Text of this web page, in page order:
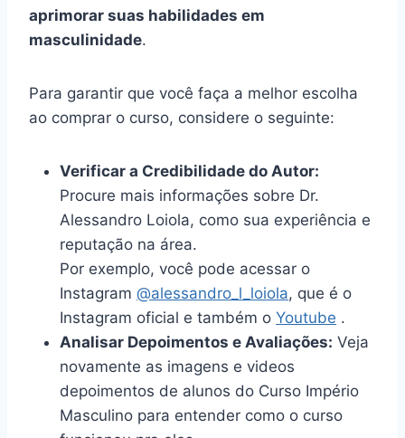
aprimorar suas habilidades em
masculinidade.
Para garantir que você faça a melhor escolha
ao comprar o curso, considere o seguinte:
Verificar a Credibilidade do Autor:
Procure mais informações sobre Dr.
Alessandro Loiola, como sua experiência e
reputação na área.
Por exemplo, você pode acessar o
Instagram @alessandro_l_loiola, que é o
Instagram oficial e também o Youtube .
Analisar Depoimentos e Avaliações: Veja
novamente as imagens e videos
depoimentos de alunos do Curso Império
Masculino para entender como o curso